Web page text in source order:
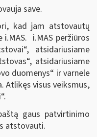
save.
kad jam atstovautų
i.MAS peržiūros
“, atsidariusiame
“, atsidariusiame
duomenys“ ir varnele
Atlikęs visus veiksmus,
“.
gaus patvirtinimo
atstovauti.